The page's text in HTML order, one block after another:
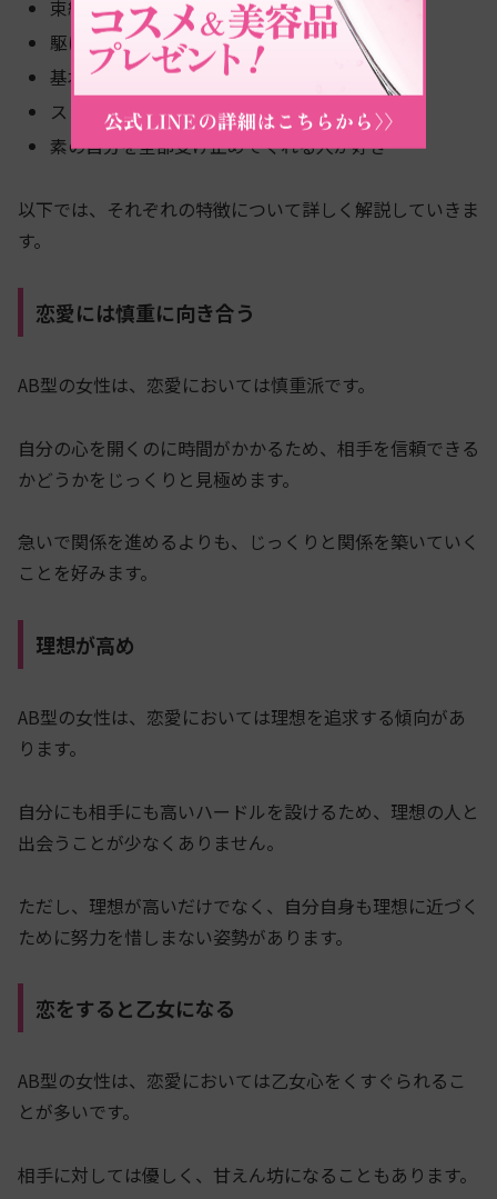
束縛や詮索が嫌い
駆け引きが上手い
基本的にツンデレだけど会ったらデレデレする
ストレートな愛情表現に弱い
素の自分を全部受け止めてくれる人が好き
以下では、それぞれの特徴について詳しく解説していきま
す。
恋愛には慎重に向き合う
AB型の女性は、恋愛においては慎重派です。
自分の心を開くのに時間がかかるため、相手を信頼できる
かどうかをじっくりと見極めます。
急いで関係を進めるよりも、じっくりと関係を築いていく
ことを好みます。
理想が高め
AB型の女性は、恋愛においては理想を追求する傾向があ
ります。
自分にも相手にも高いハードルを設けるため、理想の人と
出会うことが少なくありません。
ただし、理想が高いだけでなく、自分自身も理想に近づく
ために努力を惜しまない姿勢があります。
恋をすると乙女になる
AB型の女性は、恋愛においては乙女心をくすぐられるこ
とが多いです。
相手に対しては優しく、甘えん坊になることもあります。